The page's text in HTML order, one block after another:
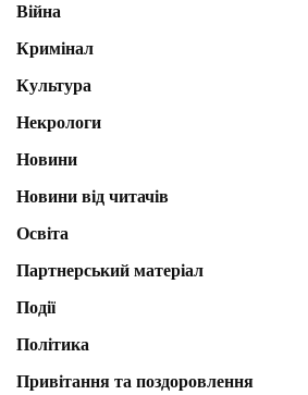
Війна
Кримінал
Культура
Некрологи
Новини
Новини від читачів
Освіта
Партнерський матеріал
Події
Політика
Привітання та поздоровлення